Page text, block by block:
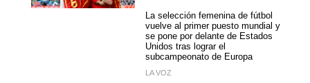
La selección femenina de fútbol
vuelve al primer puesto mundial y
se pone por delante de Estados
Unidos tras lograr el
subcampeonato de Europa
LA VOZ